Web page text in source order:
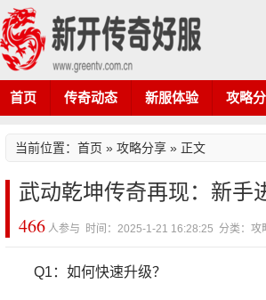
首页 传奇动态 新服体验 攻略
当前位置： 首页 » 攻略分享 » 正文
武动乾坤传奇再现：新手
466 人参与 时间：2025-1-21 16:28:25 分类：攻
Q1：如何快速升级？